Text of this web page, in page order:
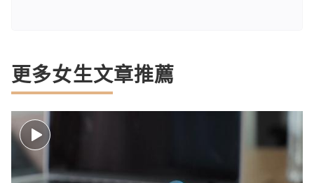
更多女生文章推薦